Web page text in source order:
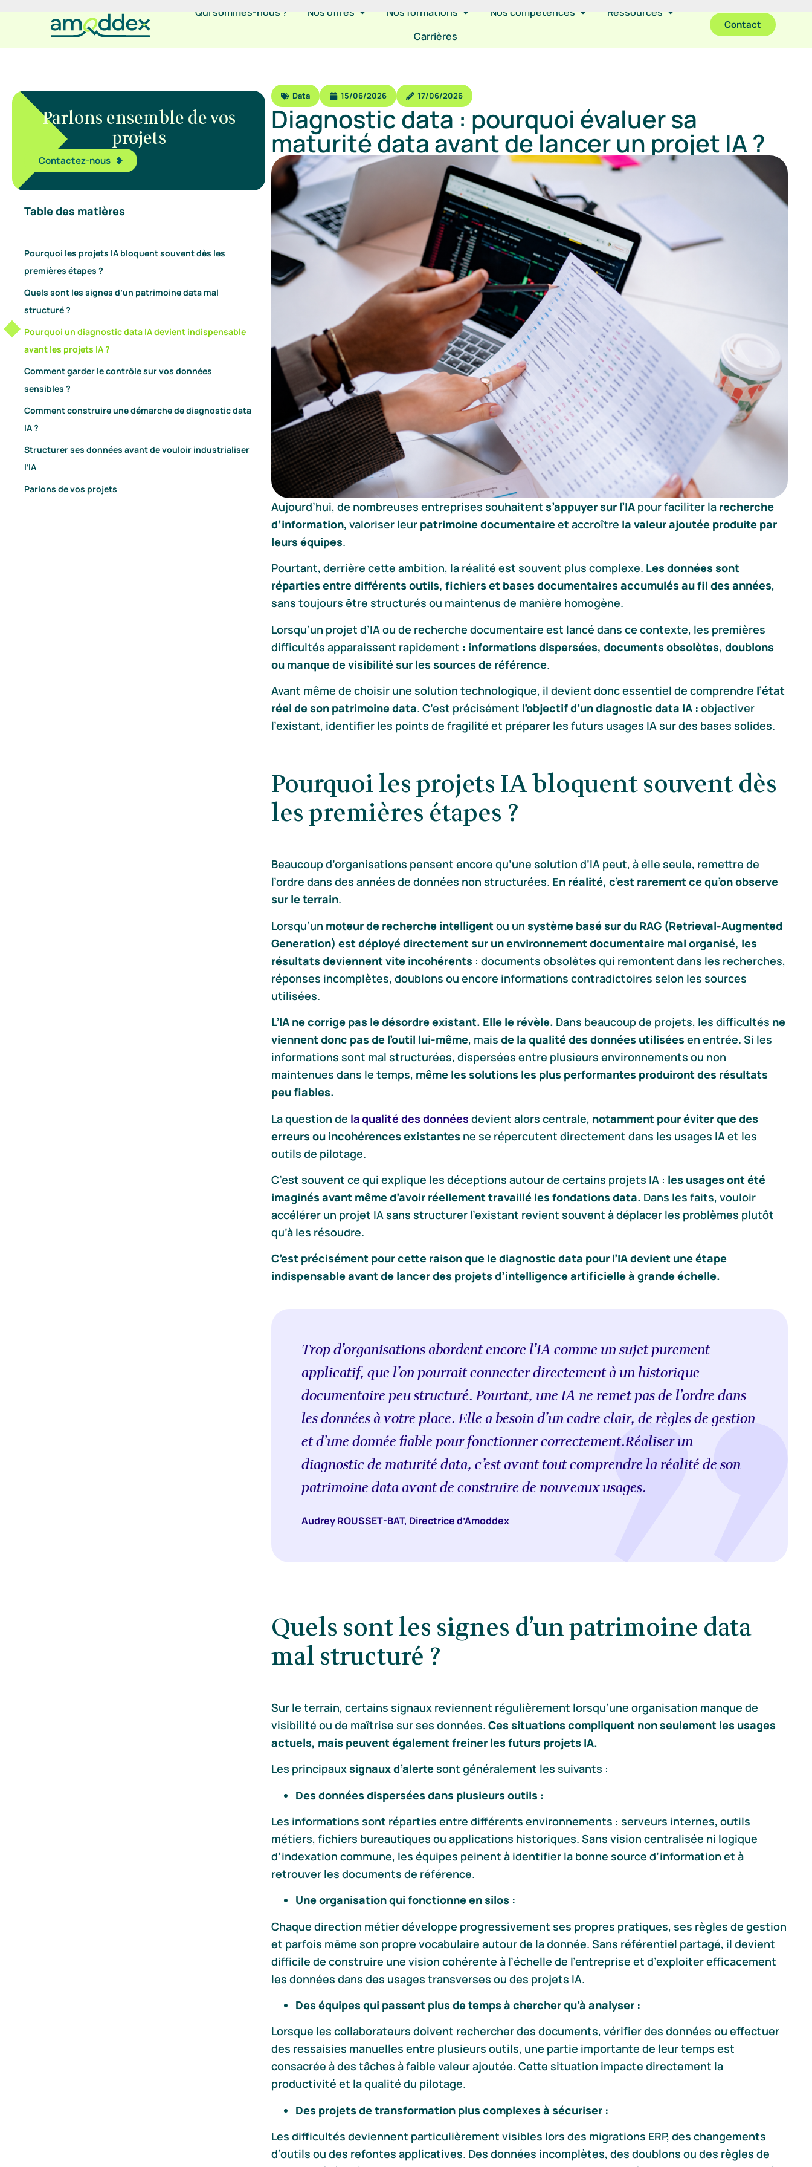
Qui sommes-nous ? Nos offres Nos formations Nos compétences
Ressources
Carrières
Contact
Parlons ensemble de vos
projets
Contactez-nous
Table des matières
Pourquoi les projets IA bloquent souvent dès les
premières étapes ?
Quels sont les signes d’un patrimoine data mal
structuré ?
Pourquoi un diagnostic data IA devient indispensable
avant les projets IA ?
Comment garder le contrôle sur vos données
sensibles ?
Comment construire une démarche de diagnostic data
IA ?
Structurer ses données avant de vouloir industrialiser
l’IA
Parlons de vos projets
Data 15/06/2026 17/06/2026
Diagnostic data : pourquoi évaluer sa
maturité data avant de lancer un projet IA ?
Aujourd’hui, de nombreuses entreprises souhaitents’appuyer sur l’IA pour faciliter la recherche
d’information, valoriser leur patrimoine documentaireet accroître la valeur ajoutée produite par
leurs équipes.
Pourtant, derrière cette ambition, la réalité est souvent plus complexe. Les données sont
réparties entre différents outils, fichiers et bases documentaires accumulés au fil des années,
sans toujours être structurés ou maintenus de manière homogène.
Lorsqu’un projet d’IA ou de recherche documentaire est lancé dans ce contexte, les premières
difficultés apparaissent rapidement : informations dispersées, documents obsolètes, doublons
ou manque de visibilité sur les sources de référence.
Avant même de choisir une solution technologique, il devient donc essentiel de comprendre l’état
réel de son patrimoine data. C’est précisément l’objectif d’un diagnostic data IA : objectiver
l’existant, identifier les points de fragilité et préparer les futurs usages IA sur des bases solides.
Pourquoi les projets IA bloquent souvent dès
les premières étapes ?
Beaucoup d’organisations pensent encore qu’une solution d’IA peut, à elle seule, remettre de
l’ordre dans des années de données non structurées. En réalité, c’est rarement ce qu’on observe
sur le terrain.
Lorsqu’un moteur de recherche intelligentou un système basé sur du RAG (Retrieval-Augmented
Generation) est déployé directement sur un environnement documentaire mal organisé, les
résultats deviennent vite incohérents : documents obsolètes qui remontent dans les recherches,
réponses incomplètes, doublons ou encore informations contradictoires selon les sources
utilisées.
L’IA ne corrige pas le désordre existant. Elle le révèle. Dans beaucoup de projets, les difficultés ne
viennent donc pas de l’outil lui-même, maisde la qualité des données utilisées en entrée. Si les
informations sont mal structurées, dispersées entre plusieurs environnements ou non
maintenues dans le temps, même les solutions les plus performantes produiront des résultats
peu fiables.
La question de la qualité des données devient alors centrale, notamment pour éviter que des
erreurs ou incohérences existantes ne se répercutent directement dans les usages IA et les
outils de pilotage.
C’est souvent ce qui explique les déceptions autour de certains projets IA : les usages ont été
imaginés avant même d’avoir réellement travaillé les fondations data. Dans les faits, vouloir
accélérer un projet IA sans structurer l’existant revient souvent à déplacer les problèmes plutôt
qu’à les résoudre.
C’est précisément pour cette raison que le diagnostic data pour l’IA devient une étape
indispensable avant de lancer des projets d’intelligence artificielle à grande échelle.
Trop d’organisations abordent encore l’IA comme un sujet purement
applicatif, que l’on pourrait connecter directement à un historique
documentaire peu structuré. Pourtant, une IA ne remet pas de l’ordre dans
les données à votre place. Elle a besoin d’un cadre clair, de règles de gestion
et d’une donnée fiable pour fonctionner correctement.Réaliser un
diagnostic de maturité data, c’est avant tout comprendre la réalité de son
patrimoine data avant de construire de nouveaux usages.
Audrey ROUSSET-BAT, Directrice d’Amoddex
Quels sont les signes d’un patrimoine data
mal structuré ?
Sur le terrain, certains signaux reviennent régulièrement lorsqu’une organisation manque de
visibilité ou de maîtrise sur ses données.Ces situations compliquent non seulement les usages
actuels, mais peuvent également freiner les futurs projets IA.
Les principauxsignaux d’alertesont généralement les suivants :
Des données dispersées dans plusieurs outils :
Les informations sont réparties entre différents environnements : serveurs internes, outils
métiers, fichiers bureautiques ou applications historiques. Sans vision centralisée ni logique
d’indexation commune, les équipes peinent à identifier la bonne source d’information et à
retrouver les documents de référence.
Une organisation qui fonctionne en silos :
Chaque direction métier développe progressivement ses propres pratiques, ses règles de gestion
et parfois même son propre vocabulaire autour de la donnée. Sans référentiel partagé, il devient
difficile de construire une vision cohérente à l’échelle de l’entreprise et d’exploiter efficacement
les données dans des usages transverses ou des projets IA.
Des équipes qui passent plus de temps à chercher qu’à analyser :
Lorsque les collaborateurs doivent rechercher des documents, vérifier des données ou effectuer
des ressaisies manuelles entre plusieurs outils, une partie importante de leur temps est
consacrée à des tâches à faible valeur ajoutée. Cette situation impacte directement la
productivité et la qualité du pilotage.
Des projets de transformation plus complexes à sécuriser :
Les difficultés deviennent particulièrement visibles lors des migrations ERP, des changements
d’outils ou des refontes applicatives. Des données incomplètes, des doublons ou des règles de